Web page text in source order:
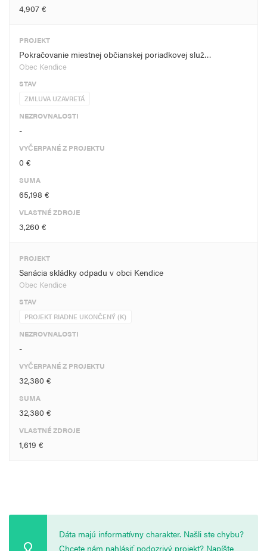
4,907 €
PROJEKT
Pokračovanie miestnej občianskej poriadkovej služ…
Obec Kendice
STAV
ZMLUVA UZAVRETÁ
NEZROVNALOSTI
-
VYČERPANÉ Z PROJEKTU
0 €
SUMA
65,198 €
VLASTNÉ ZDROJE
3,260 €
PROJEKT
Sanácia skládky odpadu v obci Kendice
Obec Kendice
STAV
PROJEKT RIADNE UKONČENÝ (K)
NEZROVNALOSTI
-
VYČERPANÉ Z PROJEKTU
32,380 €
SUMA
32,380 €
VLASTNÉ ZDROJE
1,619 €
Dáta majú informatívny charakter. Našli ste chybu?
Chcete nám nahlásiť podozrivý projekt? Napíšte